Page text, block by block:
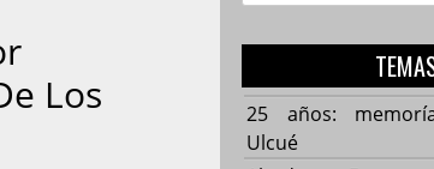
Los
25 años:
Ulcué